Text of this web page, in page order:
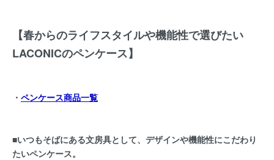
【春からのライフスタイルや機能性で選びたい
LACONICのペンケース】
・ ペンケース商品一覧
■いつもそばにある文房具として、デザインや機能性にこだわり
たいペンケース。